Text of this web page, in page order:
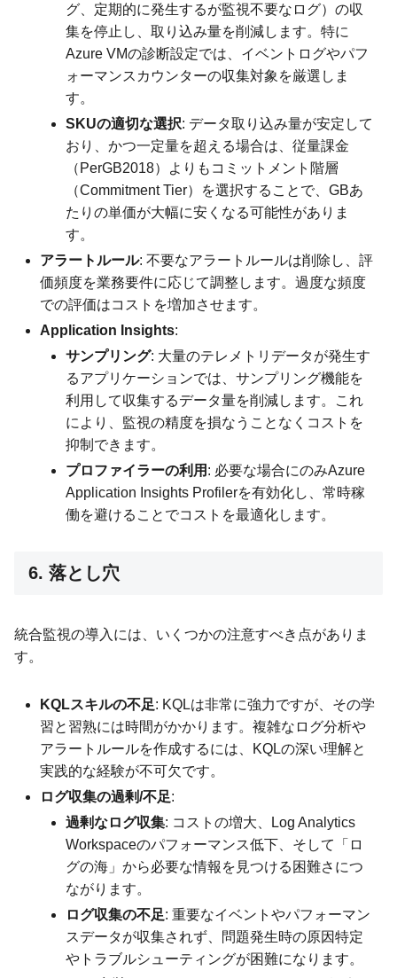
グ、定期的に発生するが監視不要なログ）の収
集を停止し、取り込み量を削減します。特に
Azure VMの診断設定では、イベントログやパフ
ォーマンスカウンターの収集対象を厳選しま
す。
SKUの適切な選択: データ取り込み量が安定して
おり、かつ一定量を超える場合は、従量課金
（PerGB2018）よりもコミットメント階層
（Commitment Tier）を選択することで、GBあ
たりの単価が大幅に安くなる可能性がありま
す。
アラートルール: 不要なアラートルールは削除し、評
価頻度を業務要件に応じて調整します。過度な頻度
での評価はコストを増加させます。
Application Insights:
サンプリング: 大量のテレメトリデータが発生す
るアプリケーションでは、サンプリング機能を
利用して収集するデータ量を削減します。これ
により、監視の精度を損なうことなくコストを
抑制できます。
プロファイラーの利用 : 必要な場合にのみAzure
Application Insights Profilerを有効化し、常時稼
働を避けることでコストを最適化します。
6. 落とし穴
統合監視の導入には、いくつかの注意すべき点がありま
す。
KQLスキルの不足: KQLは非常に強力ですが、その学
習と習熟には時間がかかります。複雑なログ分析や
アラートルールを作成するには、KQLの深い理解と
実践的な経験が不可欠です。
ログ収集の過剰/不足:
過剰なログ収集: コストの増大、Log Analytics
Workspaceのパフォーマンス低下、そして「ロ
グの海」から必要な情報を見つける困難さにつ
ながります。
ログ収集の不足: 重要なイベントやパフォーマン
スデータが収集されず、問題発生時の原因特定
やトラブルシューティングが困難になります。